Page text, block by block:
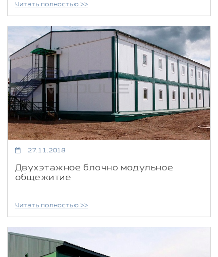
Читать полностью >>
27.11.2018
Двухэтажное блочно модульное
общежитие
Читать полностью >>